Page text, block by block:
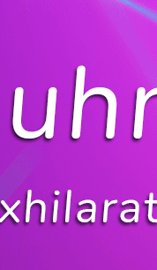
Versión de PHP
Página de